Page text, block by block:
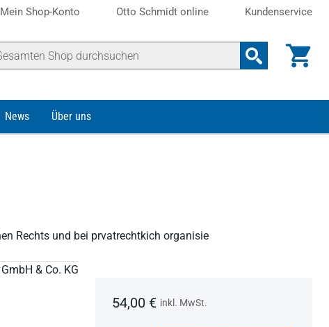
Mein Shop-Konto Otto Schmidt online Kundenservice
News Über uns
Rechts und bei prvatrechtkich organisie
& Co. KG
54,00 € inkl. MwSt.